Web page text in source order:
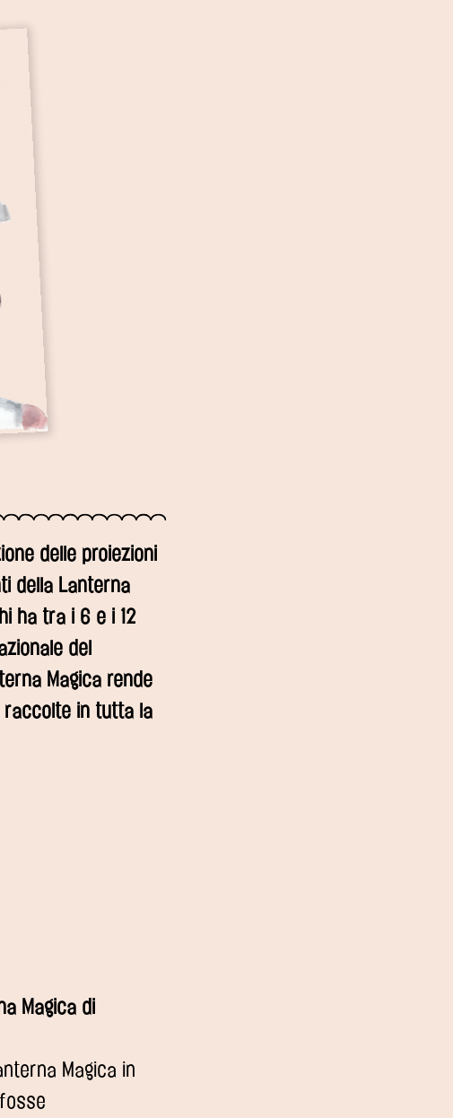
delle proiezioni
della Lanterna
ha tra i 6 e i 12
del
Magica rende
raccolte in tutta la
Magica di
Magica in